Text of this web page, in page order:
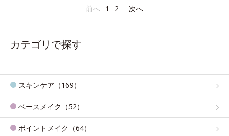
前へ 1 2 次へ
カテゴリで探す
スキンケア（169）
ベースメイク（52）
ポイントメイク（64）